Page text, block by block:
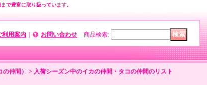
で豊富に取り扱っています。
利用案内 お問い合わせ 商品検索:
仲間） > 入荷シーズン中のイカの仲間・タコの仲間のリスト